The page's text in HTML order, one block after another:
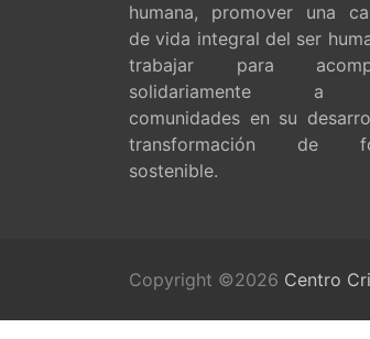
humana, promover una
de vida integral del ser
trabajar para
solidariamente a
comunidades en su
transformación de
sostenible.
Copyright ©2026 Centro